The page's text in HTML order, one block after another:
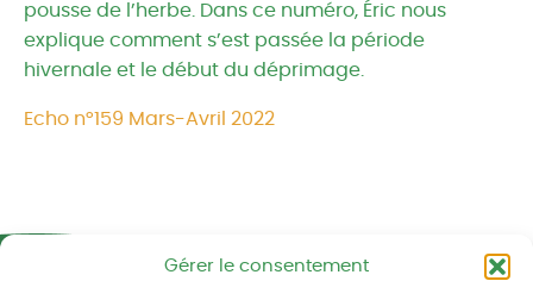
Gérer le consentement
pousse de l’herbe. Dans ce numéro, Éric nous
explique comment s’est passée la période
hivernale et le début du déprimage.
Echo n°159 Mars-Avril 2022
Réseau CIVAM - Campagnes vivantes
2 av. du Chalutier Sans Pitié BP